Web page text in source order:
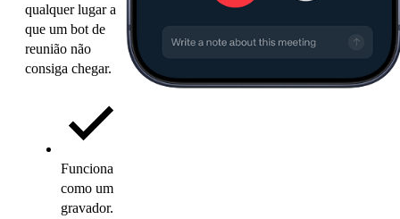
qualquer lugar a
que um bot de
reunião não
consiga chegar.
Funciona
como um
gravador.